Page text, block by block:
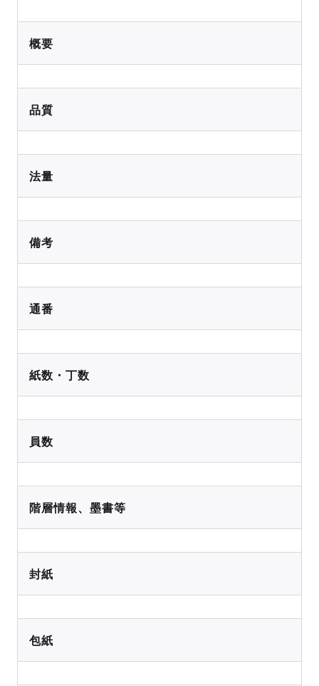
概要
品質
法量
備考
通番
紙数・丁数
員数
階層情報、墨書等
封紙
包紙